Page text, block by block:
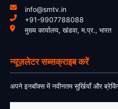
info@smtv.in
+91-9907788088
मुख्य कार्यालय, खंडवा, म.प्र., भारत
न्यूज़लेटर सब्सक्राइब करें
अपने इनबॉक्स में नवीनतम सुर्खियाँ और